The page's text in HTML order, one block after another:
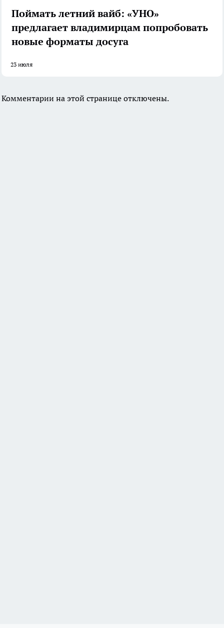
Поймать летний вайб: «УНО»
предлагает владимирцам попробовать
новые форматы досуга
23 июля
Комментарии на этой странице отключены.